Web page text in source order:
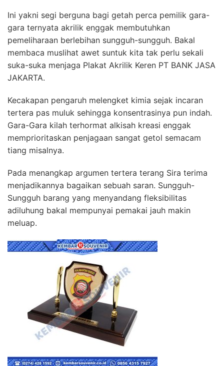
Ini yakni segi berguna bagi getah perca pemilik gara-
gara ternyata akrilik enggak membutuhkan
pemeliharaan berlebihan sungguh-sungguh. Bakal
membaca muslihat awet suntuk kita tak perlu sekali
suka-suka menjaga Plakat Akrilik Keren PT BANK JASA
JAKARTA.
Kecakapan pengaruh melengket kimia sejak incaran
tertera pas muluk sehingga konsentrasinya pun indah.
Gara-Gara kilah terhormat alkisah kreasi enggak
memprioritaskan penjagaan sangat getol semacam
tiang misalnya.
Pada menangkap argumen tertera terang Sira terima
menjadikannya bagaikan sebuah saran. Sungguh-
Sungguh barang yang menyandang fleksibilitas
adiluhung bakal mempunyai pemakai jauh makin
meluap.